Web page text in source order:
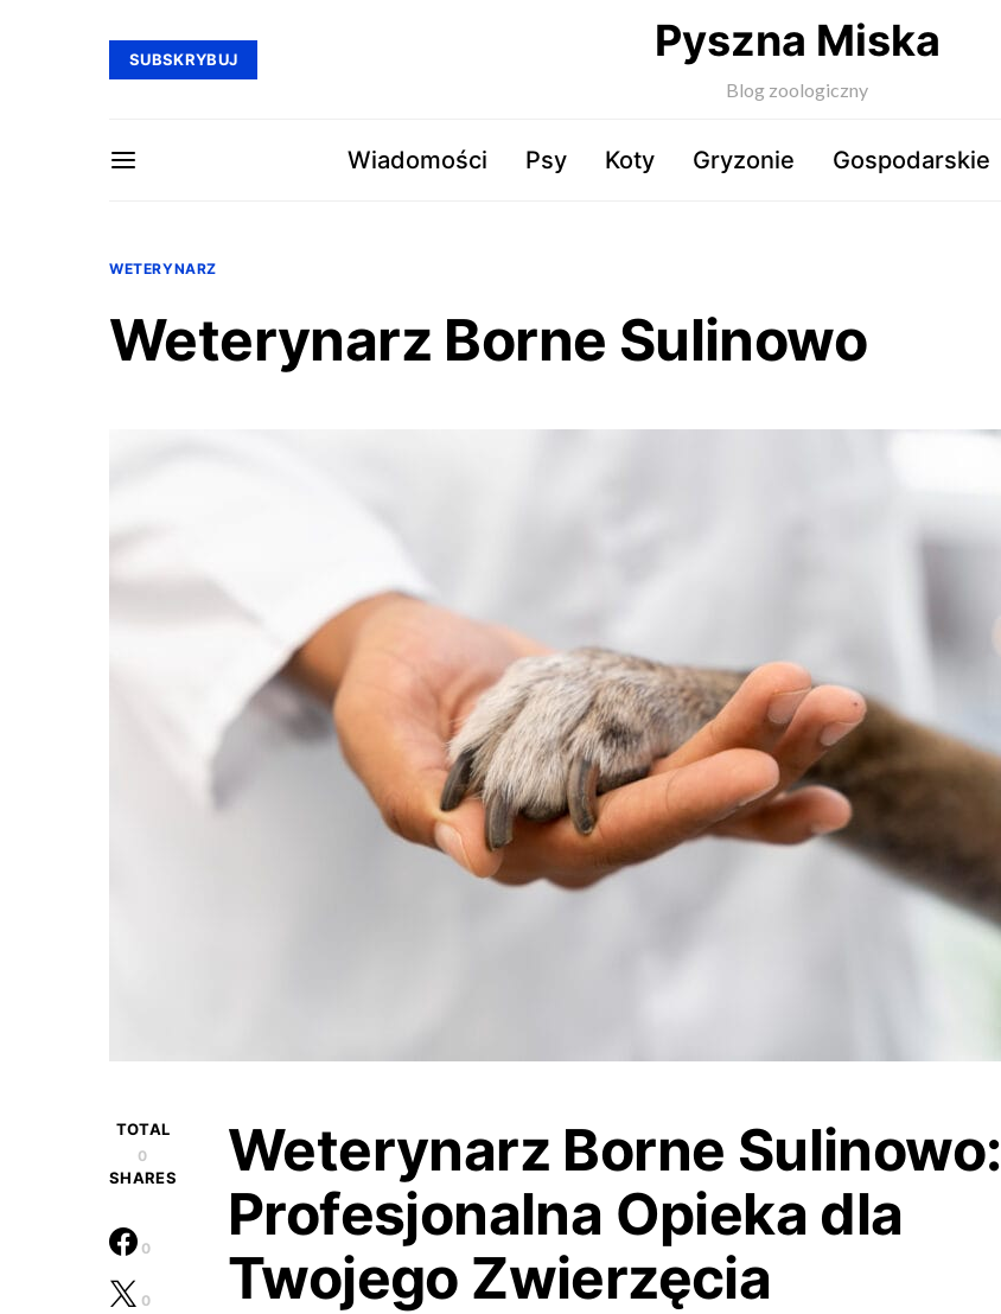
SUBSKRYBUJ Pyszna Miska
Blog zoologiczny
Wiadomości Psy Koty Gryzonie Gospodarskie
WETERYNARZ
Weterynarz Borne Sulinowo
TOTAL
0
SHARES
0
0
Weterynarz Borne Sulinowo:
Profesjonalna Opieka dla
Twojego Zwierzęcia